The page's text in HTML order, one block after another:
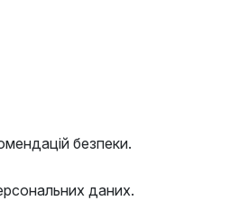
безпеки.
даних.